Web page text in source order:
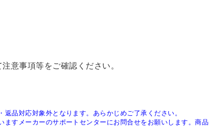
注意事項等をご確認ください。
品対応対象外となります。あらかじめご了承ください。
すメーカーのサポートセンターにお問合せをお願いします。商